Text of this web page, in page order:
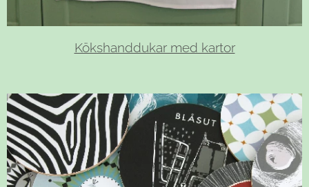
Kökshanddukar med kartor